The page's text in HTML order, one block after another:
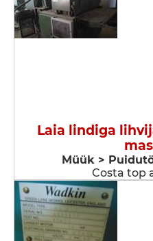
Laia lindiga
Müük >
Costa top